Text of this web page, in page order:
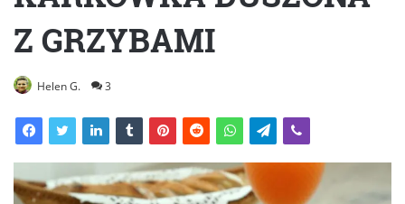
Z GRZYBAMI
Helen G. 3